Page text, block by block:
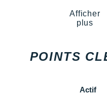
Afficher
plus
POINTS
Actif